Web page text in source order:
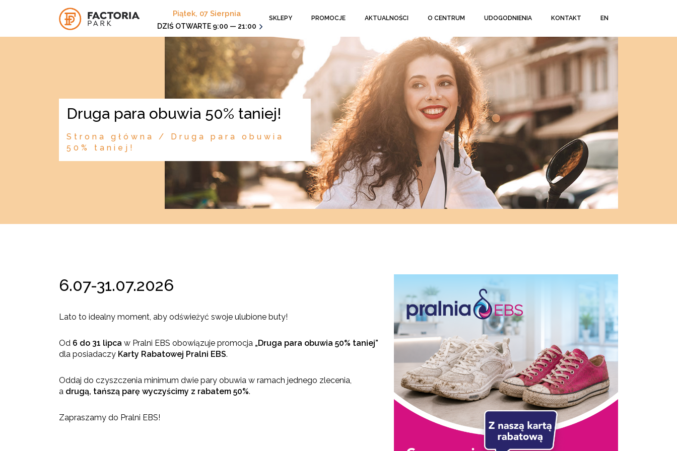
Piątek, 07 Sierpnia
DZIŚ OTWARTE 9:00 — 21:00
SKLEPY PROMOCJE AKTUALNOŚCI O CENTRUM UDOGODNIENIA KONTAKT EN
Druga para obuwia 50% taniej!
Strona główna / Druga para obuwia
50% taniej!
6.07-31.07.2026
Lato to idealny moment, aby odświeżyć swoje ulubione buty!
Od 6 do 31 lipca w Pralni EBS obowiązuje promocja „Druga para obuwia 50% taniej”
dla posiadaczy Karty Rabatowej Pralni EBS.
Oddaj do czyszczenia minimum dwie pary obuwia w ramach jednego zlecenia,
a drugą, tańszą parę wyczyścimy z rabatem 50%.
Zapraszamy do Pralni EBS!